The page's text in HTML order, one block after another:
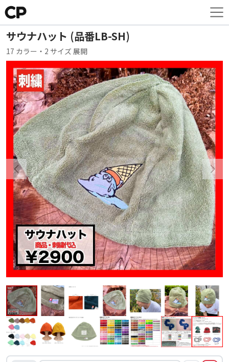
サウナハット (品番LB-SH)
17 カラー・2 サイズ 展開